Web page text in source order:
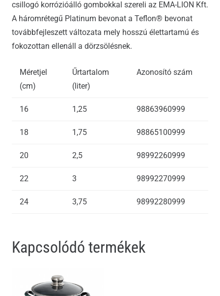
csillogó korrózióálló gombokkal szereli az EMA-LION Kft.
A háromrétegű Platinum bevonat a Teflon® bevonat
továbbfejleszett változata mely hosszú élettartamú és
fokozottan ellenáll a dörzsölésnek.
Méretjel
(cm)
Űrtartalom
(liter)
Azonosító szám
16 1,25 98863960999
18 1,75 98865100999
20 2,5 98992260999
22 3 98992270999
24 3,75 98992280999
Kapcsolódó termékek